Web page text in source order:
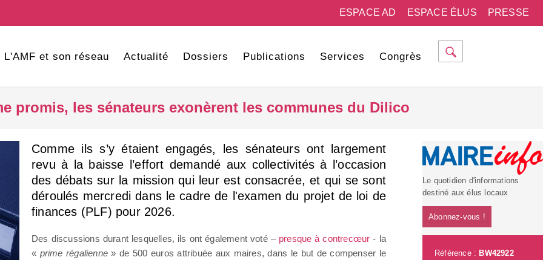
PRESSE
ESPACE ÉLUS
ESPACE AD
L'AMF et son réseau Actualité Dossiers Publications Services Congrès
promis, les sénateurs exonèrent les communes du Dilico
Comme ils s’y étaient engagés, les sénateurs ont largement
revu à la baisse l’effort demandé aux collectivités à l’occasion
des débats sur la mission qui leur est consacrée, et qui se sont
déroulés mercredi dans le cadre de l'examen du projet de loi de
finances (PLF) pour 2026.
Des discussions durant lesquelles, ils ont également voté – presque à contrecœur - la
« prime régalienne » de 500 euros attribuée aux maires, dans le but de compenser le
Le quotidien d'informations
destiné aux élus locaux
Abonnez-vous !
Référence : BW42922